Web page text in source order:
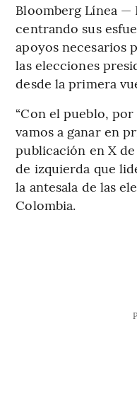
Bloomberg Línea —
centrando sus
apoyos necesarios
las elecciones
desde la primera
“Con el pueblo,
vamos a ganar en
publicación en X
de izquierda que
la antesala de las
Colombia.